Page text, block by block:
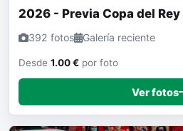
2026 - Previa Copa del
392 fotos Galería reciente
Desde 1.00 € por foto
Ver fotos